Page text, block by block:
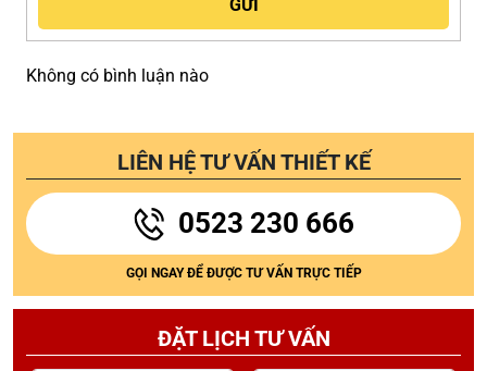
Không có bình luận nào
LIÊN HỆ TƯ VẤN THIẾT KẾ
0523 230 666
GỌI NGAY ĐỂ ĐƯỢC TƯ VẤN TRỰC TIẾP
ĐẶT LỊCH TƯ VẤN